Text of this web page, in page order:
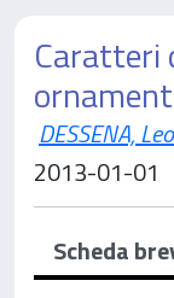
Caratteri
DESSENA,
2013-01-01
Scheda